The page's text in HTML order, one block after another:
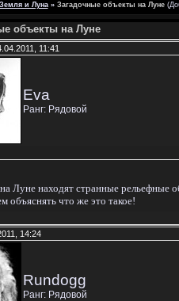
Земля и Луна » Загадочные объекты на Луне
объекты на Луне
11:41
Eva
Ранг: Рядовой
Луне находят странные
объяснять что же это такое!
14:24
Rundogg
Ранг: Рядовой